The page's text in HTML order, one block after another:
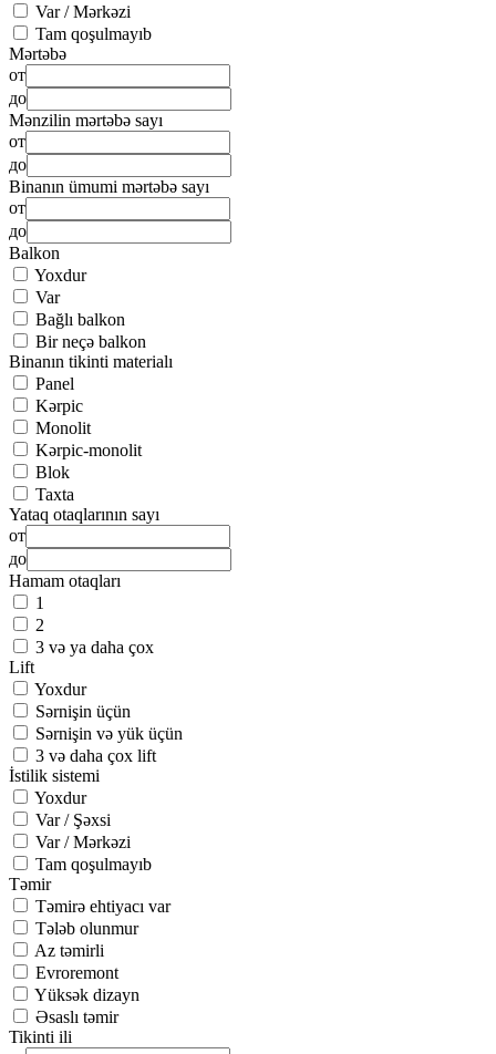
Var / Mərkəzi
Tam qoşulmayıb
Mərtəbə
от
до
Mənzilin mərtəbə sayı
от
до
Binanın ümumi mərtəbə sayı
от
до
Balkon
Yoxdur
Var
Bağlı balkon
Bir neçə balkon
Binanın tikinti materialı
Panel
Kərpic
Monolit
Kərpic-monolit
Blok
Taxta
Yataq otaqlarının sayı
от
до
Hamam otaqları
1
2
3 və ya daha çox
Lift
Yoxdur
Sərnişin üçün
Sərnişin və yük üçün
3 və daha çox lift
İstilik sistemi
Yoxdur
Var / Şəxsi
Var / Mərkəzi
Tam qoşulmayıb
Təmir
Təmirə ehtiyacı var
Tələb olunmur
Az təmirli
Evroremont
Yüksək dizayn
Əsaslı təmir
Tikinti ili